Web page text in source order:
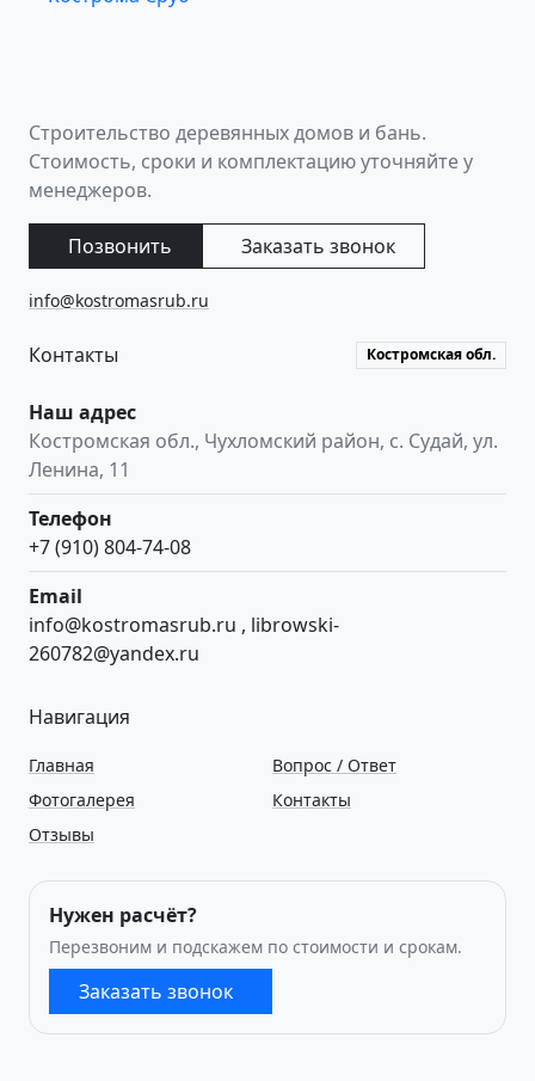
Строительство деревянных домов и бань.
Стоимость, сроки и комплектацию уточняйте у
менеджеров.
Позвонить Заказать звонок
info@kostromasrub.ru
Контакты Костромская обл.
Наш адрес
Костромская обл., Чухломский район, с. Судай, ул.
Ленина, 11
Телефон
+7 (910) 804-74-08
Email
info@kostromasrub.ru , librowski-
260782@yandex.ru
Навигация
Главная
Фотогалерея
Отзывы
Вопрос / Ответ
Контакты
Нужен расчёт?
Перезвоним и подскажем по стоимости и срокам.
Заказать звонок